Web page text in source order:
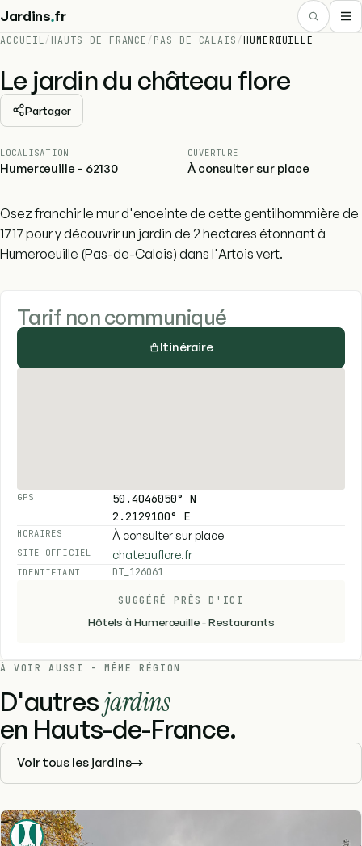
Jardins.fr
ACCUEIL/ HAUTS-DE-FRANCE / PAS-DE-CALAIS /HUMERŒUILLE
Le jardin du château flore
Partager
LOCALISATION
Humerœuille - 62130
OUVERTURE
À consulter sur place
Osez franchir le mur d'enceinte de cette gentilhommière de
1717 pour y découvrir un jardin de 2 hectares étonnant à
Humeroeuille (Pas-de-Calais) dans l'Artois vert.
Tarif non communiqué
Itinéraire
GPS
50.4046050° N
2.2129100° E
HORAIRES À consulter sur place
SITE OFFICIEL chateauflore.fr
IDENTIFIANT DT_126061
SUGGÉRÉ PRÈS D'ICI
Hôtels à Humerœuille -Restaurants
À VOIR AUSSI - MÊME RÉGION
D'autresjardins
en Hauts-de-France.
Voir tous les jardins